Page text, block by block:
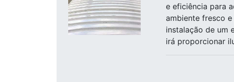
e eficiência para
ambiente fresco
instalação de um
irá proporcionar